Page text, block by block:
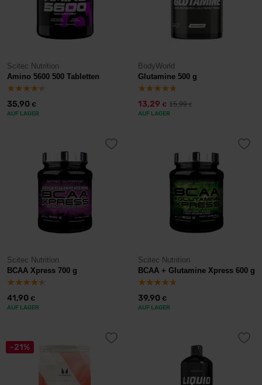
Scitec Nutrition
Amino 5600 500 Tabletten
35,90 €
AUF LAGER
BodyWorld
Glutamine 500 g
13,29 € 15,99€
AUF LAGER
Scitec Nutrition
BCAA Xpress 700 g
41,90 €
AUF LAGER
Scitec Nutrition
BCAA + Glutamine Xpress 600 g
39,90 €
AUF LAGER
-21%